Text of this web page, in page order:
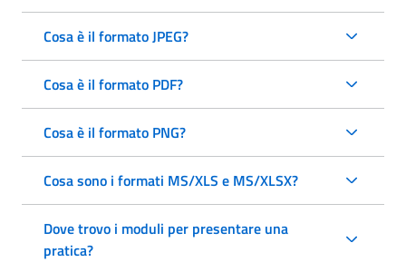
Cosa è il formato JPEG?
Cosa è il formato PDF?
Cosa è il formato PNG?
Cosa sono i formati MS/XLS e MS/XLSX?
Dove trovo i moduli per presentare una
pratica?